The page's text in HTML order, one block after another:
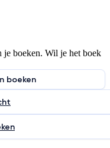
je boeken. Wil je het boek
boeken